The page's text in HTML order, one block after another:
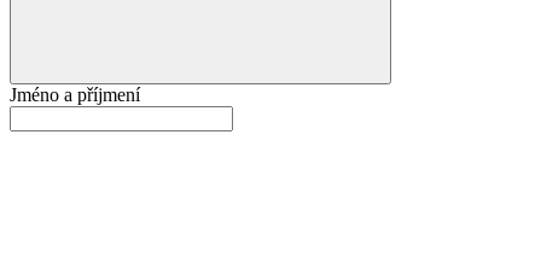
Jméno a příjmení